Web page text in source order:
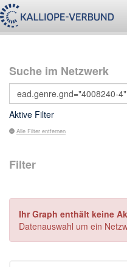
Suche im Netzwerk
Aktive Filter
Alle Filter entfernen
Filter
Ihr Graph enthält keine
Datenauswahl um ein